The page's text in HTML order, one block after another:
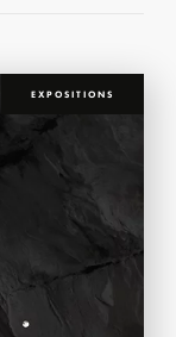
EXPOSITIONS